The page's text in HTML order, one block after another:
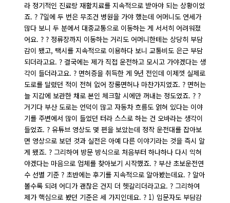
라 정기적인 진료랑 재활치료를 지속적으로 받아야 되는 상황이었
죠. ? 7일에 두 번은 무조건 병원을 가야 했는데 어머니도 연세가
많다 보니 두 분에서 대중교통으로 이동하는 게 서서히 어려워졌
어요. ? ? 정류장까지 이동하는 거리도 어머니한테는 상당히 부담
감이 됐고, 택시를 지속적으로 이용하다 보니 교통비도 은근 부담
되더라고요. ? 결국에는 제가 직접 운전하고 모시고 가야겠다는 생
각이 들더라고요. ? 면허증을 취득한 게 9년 전인데 이제껏 실제로
도로를 달렸던 적이 전혀 없어 장롱면허나 마찬가지였죠. ? 면허는
늘 지갑에 보관한 채로 본인 체크할 시에만 꺼내는 정도였죠. ? ?
거기다 부산 도로는 언덕이 많고 자동차 흐름도 얽혀 있다는 이야
기를 주변에서 많이 들었던 터라 스스로 하는 건 오바라는 생각이
들었죠. ? 유튜브 영상도 몇 편을 보았는데 정작 운전대를 잡아보
면 영상으로 보던 것과 실전은 아예 다른 이야기라는 것을 즉시 알
게 됐죠. ? 그리하여 방문 방식으로 처음부터 하나하나 다시 익혀
야겠다는 마음으로 업체를 찾아보기 시작했죠. ? 부산 초보운전연
수 선별 기준 ? 초반에는 후기를 지속적으로 알아봤는데요. ? 알아
볼수록 되려 어디가 괜찮은 건지 더 헷갈리더라고요. ? 그리하여
제가 핵심으로 봤던 기준은 세 가지인데요. ? 1) 입문자도 부담감